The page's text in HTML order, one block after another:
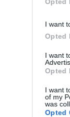
I want
Opted
I want
Opted
I want
of my
was
Opted